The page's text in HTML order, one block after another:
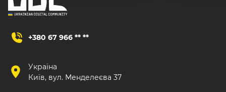
+380 67 966 ** **
Україна
Київ, вул. Менделеєва 37